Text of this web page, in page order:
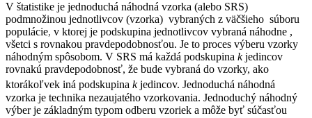
V štatistike je jednoduchá náhodná vzorka (alebo SRS)
podmnožinou jednotlivcov (vzorka) vybraných z väčšieho súboru
populácie, v ktorej je podskupina jednotlivcov vybraná náhodne ,
všetci s rovnakou pravdepodobnosťou. Je to proces výberu vzorky
náhodným spôsobom. V SRS má každá podskupina kjedincov
rovnakú pravdepodobnosť, že bude vybraná do vzorky, ako
ktorákoľvek iná podskupina kjedincov. Jednoduchá náhodná
vzorka je technika nezaujatého vzorkovania. Jednoduchý náhodný
výber je základným typom odberu vzoriek a môže byť súčasťou